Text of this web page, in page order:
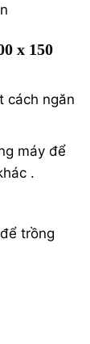
x 150
cách ngăn
máy để
.
trồng